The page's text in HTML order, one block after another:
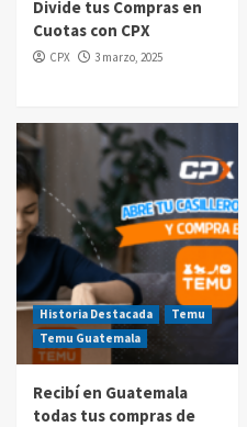
$20 de
Prime Day
Divide tus Compras en
Cuotas con CPX
CPX 3 marzo, 2025
Historia Destacada
Temu
Temu Guatemala
Recibí en Guatemala
todas tus compras de